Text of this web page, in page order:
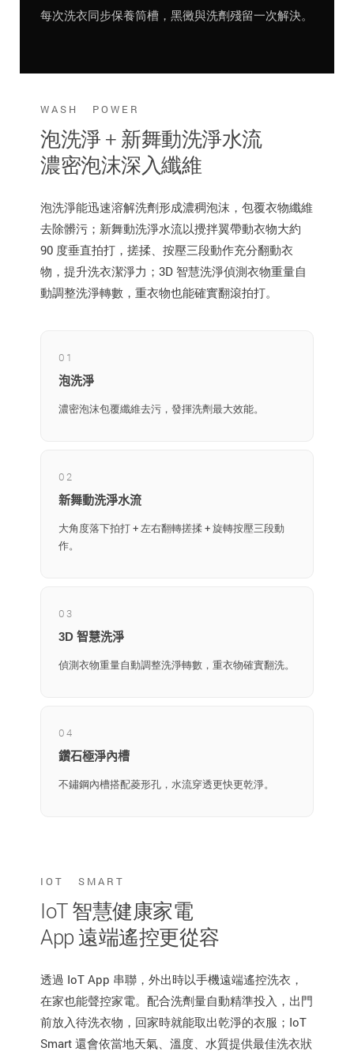
每次洗衣同步保養筒槽，黑黴與洗劑殘留一次解決。
WASH POWER
泡洗淨 + 新舞動洗淨水流
濃密泡沫深入纖維
泡洗淨能迅速溶解洗劑形成濃稠泡沫，包覆衣物纖維
去除髒污；新舞動洗淨水流以攪拌翼帶動衣物大約
90 度垂直拍打，搓揉、按壓三段動作充分翻動衣
物，提升洗衣潔淨力；3D 智慧洗淨偵測衣物重量自
動調整洗淨轉數，重衣物也能確實翻滾拍打。
01
泡洗淨
濃密泡沫包覆纖維去污，發揮洗劑最大效能。
02
新舞動洗淨水流
大角度落下拍打 + 左右翻轉搓揉 + 旋轉按壓三段動
作。
03
3D 智慧洗淨
偵測衣物重量自動調整洗淨轉數，重衣物確實翻洗。
04
鑽石極淨內槽
不鏽鋼內槽搭配菱形孔，水流穿透更快更乾淨。
IOT SMART
IoT 智慧健康家電
App 遠端遙控更從容
透過 IoT App 串聯，外出時以手機遠端遙控洗衣，
在家也能聲控家電。配合洗劑量自動精準投入，出門
前放入待洗衣物，回家時就能取出乾淨的衣服；IoT
Smart 還會依當地天氣、溫度、水質提供最佳洗衣狀